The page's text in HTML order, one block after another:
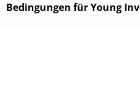
Bedingungen für Young